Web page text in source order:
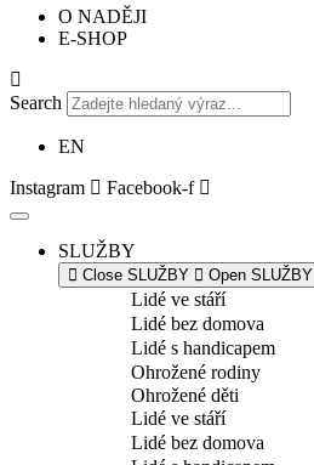
O NADĚJI
E-SHOP
Search
EN
Instagram
Facebook-f
SLUŽBY
Close SLUŽBY Open SLUŽBY
Lidé ve stáří
Lidé bez domova
Lidé s handicapem
Ohrožené rodiny
Ohrožené děti
Lidé ve stáří
Lidé bez domova